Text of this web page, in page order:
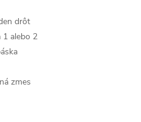
drôt
1 alebo 2
zmes